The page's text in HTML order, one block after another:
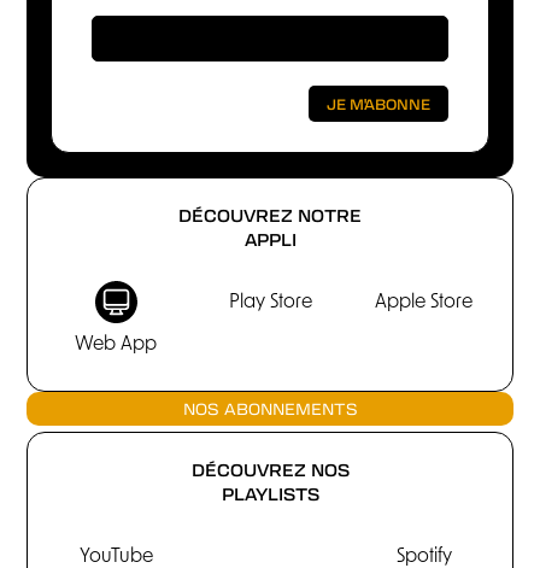
DÉCOUVREZ NOTRE
APPLI
Web App
Play Store Apple Store
NOS ABONNEMENTS
DÉCOUVREZ NOS
PLAYLISTS
YouTube Spotify